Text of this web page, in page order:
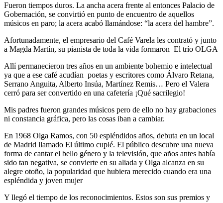
Fueron tiempos duros. La ancha acera frente al entonces Palacio de
Gobernación, se convirtió en punto de encuentro de aquellos
músicos en paro; la acera acabó llamándose: “la acera del hambre”.
Afortunadamente, el empresario del Café Varela les contrató y junto
a Magda Martín, su pianista de toda la vida formaron El trío OLGA
Allí permanecieron tres años en un ambiente bohemio e intelectual
ya que a ese café acudían poetas y escritores como Álvaro Retana,
Serrano Anguita, Alberto Insúa, Martínez Remis… Pero el Valera
cerró para ser convertido en una cafetería ¡Qué sacrilegio!
Mis padres fueron grandes músicos pero de ello no hay grabaciones
ni constancia gráfica, pero las cosas iban a cambiar.
En 1968 Olga Ramos, con 50 espléndidos años, debuta en un local
de Madrid llamado El último cuplé. El público descubre una nueva
forma de cantar el bello género y la televisión, que años antes había
sido tan negativa, se convierte en su aliada y Olga alcanza en su
alegre otoño, la popularidad que hubiera merecido cuando era una
espléndida y joven mujer
Y llegó el tiempo de los reconocimientos. Estos son sus premios y